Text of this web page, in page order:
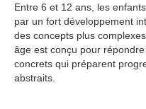
Entre 6 et 12 ans, les
par un fort développement
des concepts plus
âge est conçu pour
concrets qui préparent
abstraits.